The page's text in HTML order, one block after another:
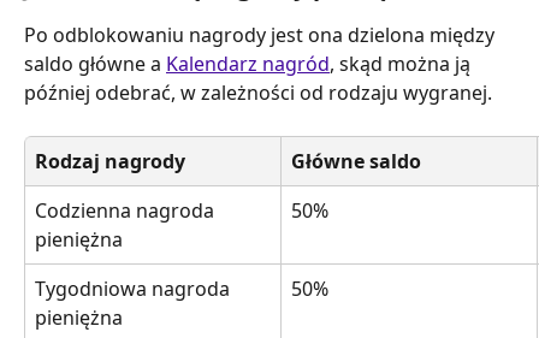
Po odblokowaniu nagrody jest ona dzielona między
saldo główne a Kalendarz nagród, skąd można ją
później odebrać, w zależności od rodzaju wygranej.
Rodzaj nagrody
Główne saldo
Codzienna nagroda
pieniężna
50%
Tygodniowa nagroda
pieniężna
50%